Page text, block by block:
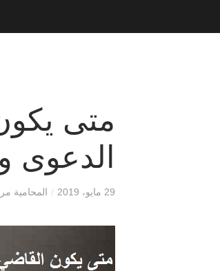
متى
الدعوى
29 مايو، 2019 / المحامية